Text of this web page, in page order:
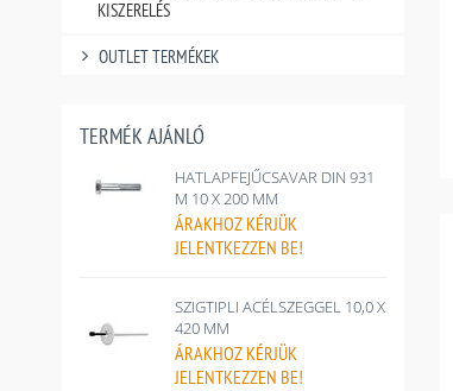
KISZERELÉS
OUTLET TERMÉKEK
TERMÉK AJÁNLÓ
HATLAPFEJŰCSAVAR DIN 931
M 10 X 200 MM
ÁRAKHOZ KÉRJÜK
JELENTKEZZEN BE!
SZIGTIPLI ACÉLSZEGGEL 10,0 X
420 MM
ÁRAKHOZ KÉRJÜK
JELENTKEZZEN BE!